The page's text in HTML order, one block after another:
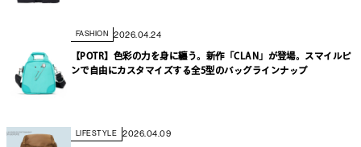
FASHION 2026.04.24
【POTR】色彩の力を身に纏う。新作「CLAN」が登場。スマイルピ
ンで自由にカスタマイズする全5型のバッグラインナップ
LIFESTYLE 2026.04.09